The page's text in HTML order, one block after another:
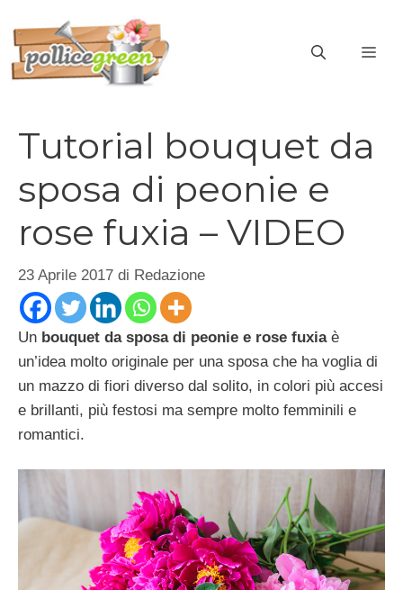
contenuto
Tutorial bouquet da
sposa di peonie e
rose fuxia – VIDEO
23 Aprile 2017 di Redazione
Un bouquet da sposa di peonie e rose fuxiaè
un’idea molto originale per una sposa che ha voglia di
un mazzo di fiori diverso dal solito, in colori più accesi
e brillanti, più festosi ma sempre molto femminili e
romantici.